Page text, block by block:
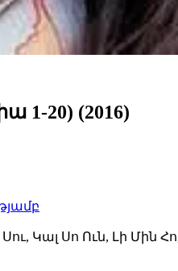
1-20) (2016)
Սու, Կալ Սո Ուն, Լի